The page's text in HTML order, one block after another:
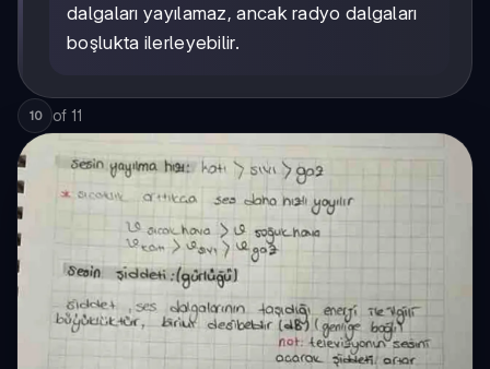
dalgaları yayılamaz, ancak radyo dalgaları
boşlukta ilerleyebilir.
10 of 11